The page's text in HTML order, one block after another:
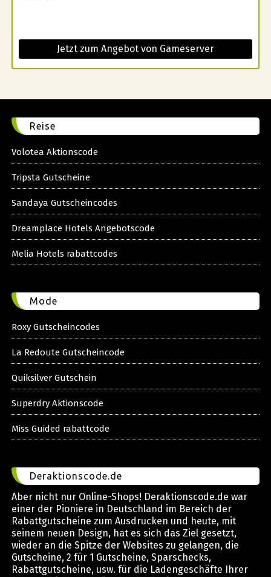
Jetzt zum Angebot von Gameserver
Reise
Volotea Aktionscode
Tripsta Gutscheine
Sandaya Gutscheincodes
Dreamplace Hotels Angebotscode
Melia Hotels rabattcodes
Mode
Roxy Gutscheincodes
La Redoute Gutscheincode
Quiksilver Gutschein
Superdry Aktionscode
Miss Guided rabattcode
Deraktionscode.de
Aber nicht nur Online-Shops! Deraktionscode.de war
einer der Pioniere in Deutschland im Bereich der
Rabattgutscheine zum Ausdrucken und heute, mit
seinem neuen Design, hat es sich das Ziel gesetzt,
wieder an die Spitze der Websites zu gelangen, die
Gutscheine, 2 für 1 Gutscheine, Sparschecks,
Rabattgutscheine, usw. für die Ladengeschäfte Ihrer